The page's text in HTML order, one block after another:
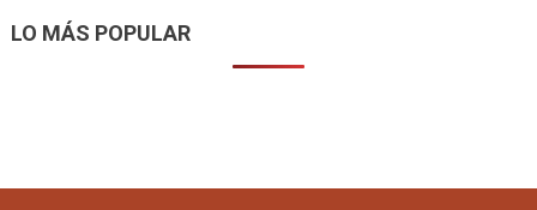
LO MÁS POPULAR